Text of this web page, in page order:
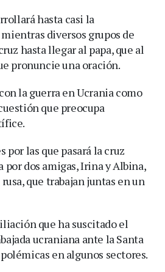
hasta casi la
diversos grupos de
hasta llegar al papa, que al
pronuncie una oración.
la guerra en Ucrania como
que preocupa
por las que pasará la cruz
por dos amigas, Irina y Albina,
que trabajan juntas en un
que ha suscitado el
ucraniana ante la Santa
en algunos sectores.